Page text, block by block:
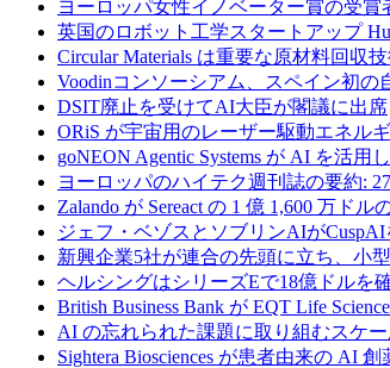
ヨーロッパ女性イノベーター賞の受賞
英国のロボット工学スタートアップ
Circular Materials は重要な原材料回収
Voodinコンソーシアム、スペイン初
DSIT廃止を受けてAI大臣が閣議に出席
ORiS が宇宙用のレーザー駆動エネル
goNEON Agentic Systems が AI を活
ヨーロッパのハイテク週刊誌の要約:
Zalando が Sereact の 1 億 1,600 万ド
ジェフ・ベゾスとソブリンAIが
新興企業5社が連合の先頭に立ち、小
ヘルシングはシリーズEで18億ドルを
British Business Bank が EQT Life
AI の忘れられた課題に取り組むスケ
Sightera Biosciences が患者由来の AI